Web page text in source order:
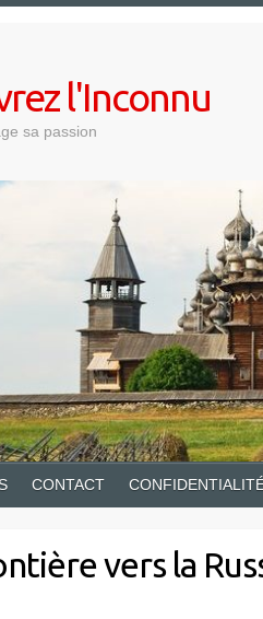
l'Inconnu
sa passion
CONTACT
vers la